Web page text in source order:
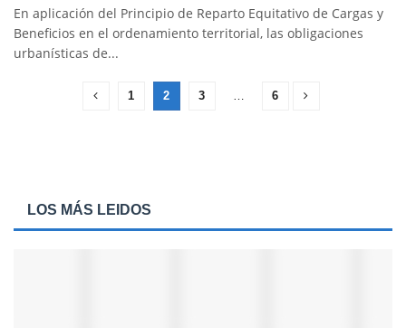
En aplicación del Principio de Reparto Equitativo de Cargas y
Beneficios en el ordenamiento territorial, las obligaciones
urbanísticas de...
1 2 3 … 6
LOS MÁS LEIDOS